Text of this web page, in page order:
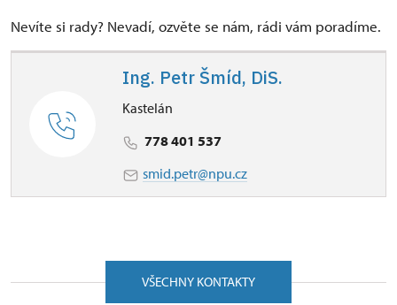
Nevíte si rady? Nevadí, ozvěte se nám, rádi vám poradíme.
Ing. Petr Šmíd, DiS.
Kastelán
778 401 537
smid.petr@npu.cz
VŠECHNY KONTAKTY